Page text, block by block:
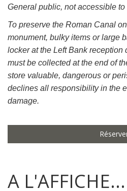
General public, not accessible
To preserve the Roman Canal
monument, bulky items or large
locker at the Left Bank reception
must be collected at the end of
store valuable, dangerous or
declines all responsibility in the
damage.
A L'AFFICHE...